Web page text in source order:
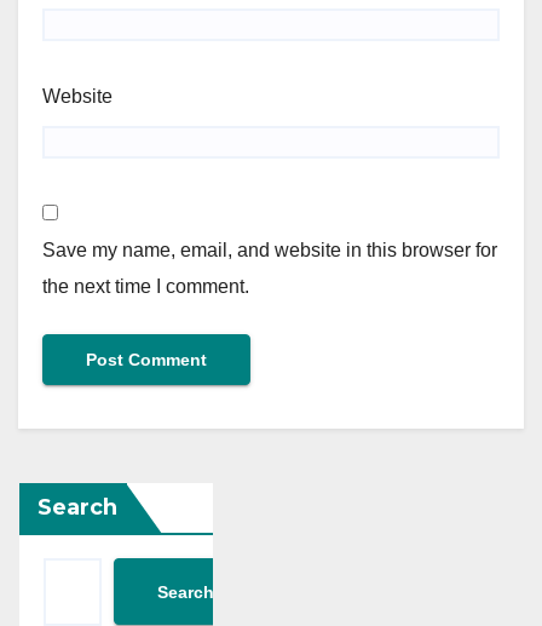
Website
Save my name, email, and website in this browser for
the next time I comment.
Search
Search